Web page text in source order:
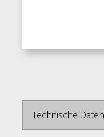
Technische Daten